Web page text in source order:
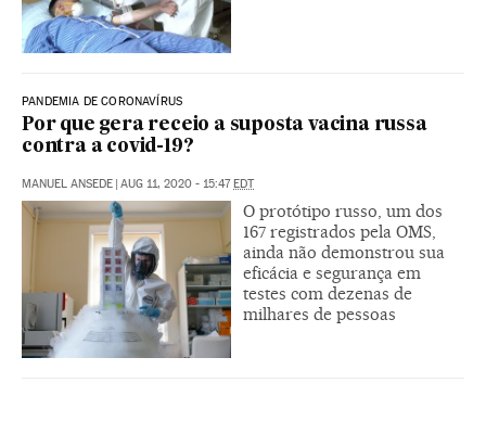
PANDEMIA DE CORONAVÍRUS
Por que gera receio a suposta vacina russa
contra a covid-19?
MANUEL ANSEDE | AUG 11, 2020 - 15:47EDT
O protótipo russo, um dos
167 registrados pela OMS,
ainda não demonstrou sua
eficácia e segurança em
testes com dezenas de
milhares de pessoas